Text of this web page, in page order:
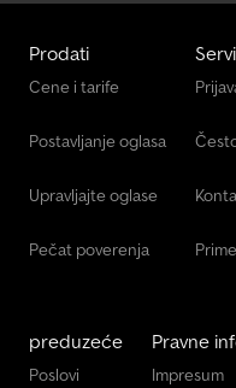
Prodati
Cene i tarife
Postavljanje oglasa
Upravljajte oglase
Pečat poverenja
preduzeće
Poslovi
Pravne
Impresum